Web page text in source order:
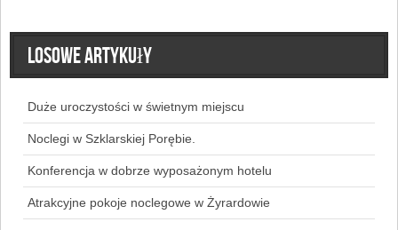
Losowe artykuły
Duże uroczystości w świetnym miejscu
Noclegi w Szklarskiej Porębie.
Konferencja w dobrze wyposażonym hotelu
Atrakcyjne pokoje noclegowe w Żyrardowie